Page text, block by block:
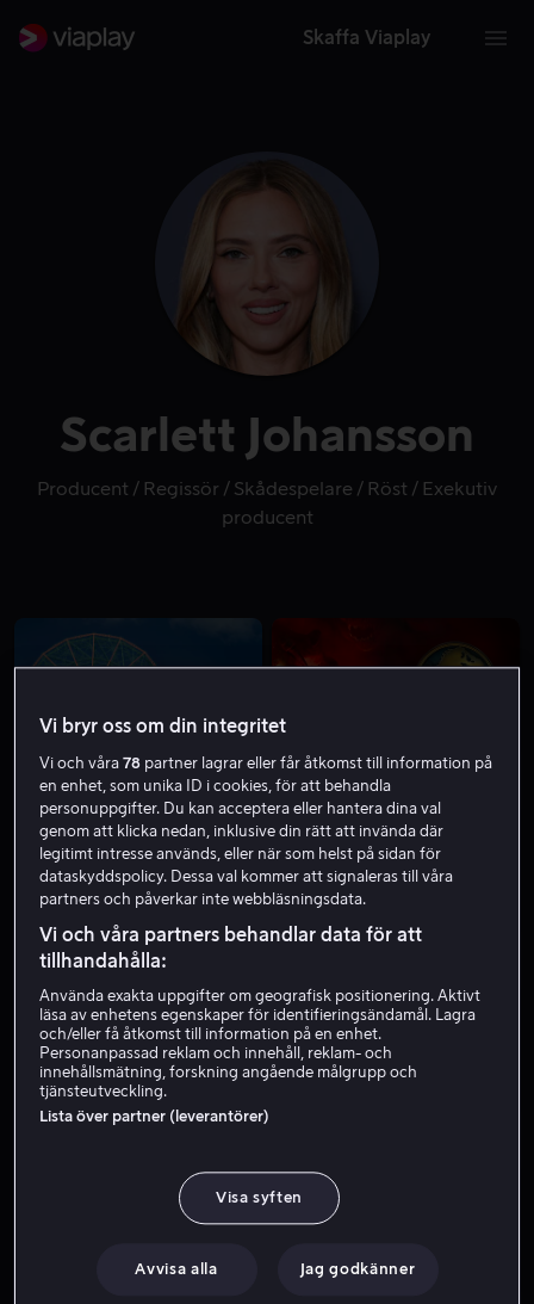
Skaffa Viaplay
Scarlett Johansson
Producent Regissör Skådespelare Röst
Exekutiv
producent
Från 59 kr
Vi bryr oss om din integritet
Vi och våra78 partner lagrar eller får åtkomst till information på
en enhet, som unika ID i cookies, för att behandla
personuppgifter. Du kan acceptera eller hantera dina val
genom att klicka nedan, inklusive din rätt att invända där
legitimt intresse används, eller när som helst på sidan för
dataskyddspolicy. Dessa val kommer att signaleras till våra
partners och påverkar inte webbläsningsdata.
Vi och våra partners behandlar data för att
tillhandahålla:
Använda exakta uppgifter om geografisk positionering. Aktivt
läsa av enhetens egenskaper för identifieringsändamål. Lagra
och/eller få åtkomst till information på en enhet.
Personanpassad reklam och innehåll, reklam- och
innehållsmätning, forskning angående målgrupp och
tjänsteutveckling.
Lista över partner (leverantörer)
Visa syften
Avvisa alla Jag godkänner